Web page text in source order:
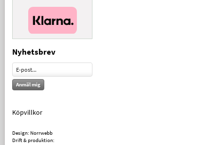
Nyhetsbrev
Anmäl mig
Köpvillkor
Design: Norrwebb
Drift & produktion: